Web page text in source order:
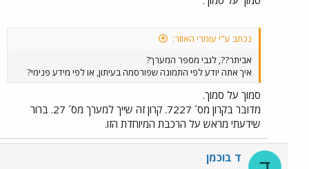
נכתב ע"י עומרי האוזר:
אביתר??, לגבי מספר המערך?
איך אתה יודע לפי התמונה שפורסמה בעיתון, או לפי מידע פנימי?
סמוך על סמוך.
מדובר בקרון מס´ 7227. קרון זה שייך למערך מס´ 27. ברור
שידעתי מראש על הרכבת המיוחדת הזו.
ד בוכמן